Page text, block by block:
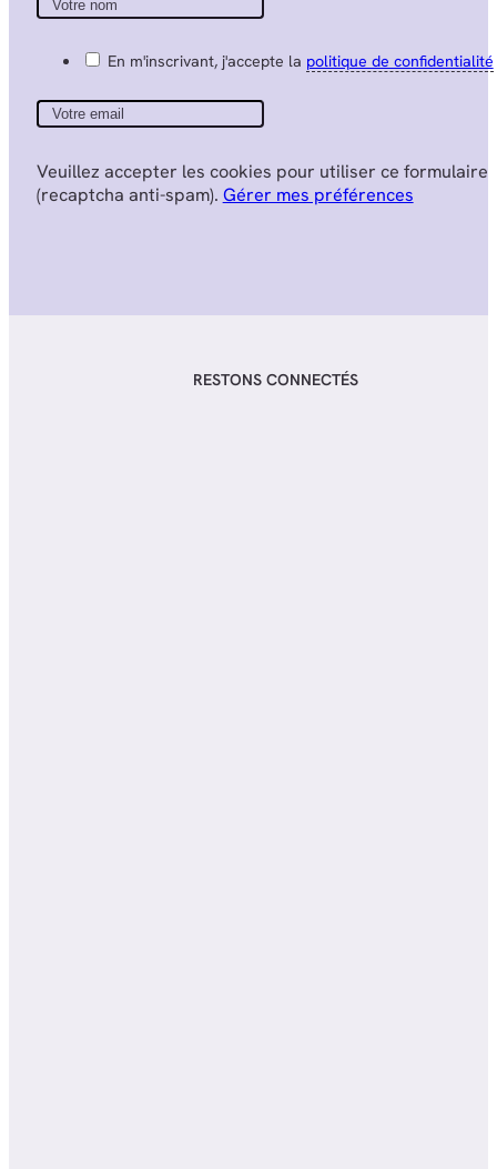
En m'inscrivant, j'accepte la politique de confidentialité
Veuillez accepter les cookies pour utiliser ce formulaire
(recaptcha anti-spam). Gérer mes préférences
RESTONS CONNECTÉS